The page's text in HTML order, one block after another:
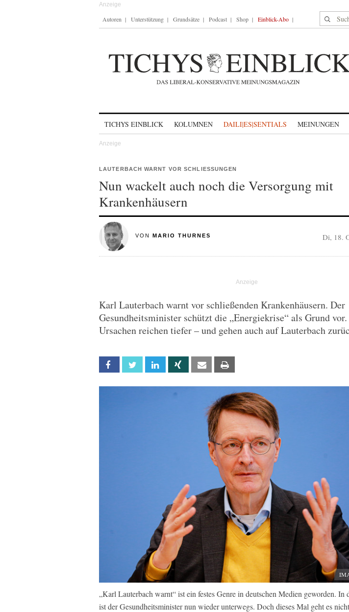
Autoren Unterstützung Grundsätze Podcast Shop Einblick-Abo Suche
TICHYS EINBLICK KOLUMNEN DAILI|ES|SENTIALS MEINUNGEN
LAUTERBACH WARNT VOR SCHLIESSUNGEN
Nun wackelt auch noch die Versorgung mit
Krankenhäusern
VON MARIO THURNES Di, 18.
Karl Lauterbach warnt vor schließenden Krankenhäusern. Der
Gesundheitsminister schützt die „Energiekrise“ als Grund
Ursachen reichen tiefer – und gehen auch auf Lauterbach
Facebook Twitter Linkedin Xing Email
„Karl Lauterbach warnt“ ist ein festes Genre in deutschen Medien geworden. In
ist der Gesundheitsminister nun wieder unterwegs. Doch dieses Mal geht es